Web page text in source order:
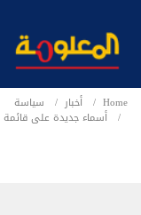
Home أخبار
سياسة
أسماء جديدة على قائمة